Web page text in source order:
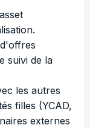
suivi de la
les autres
filles (YCAD,
externes